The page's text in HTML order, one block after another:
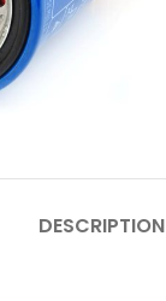
DESCRIPTION